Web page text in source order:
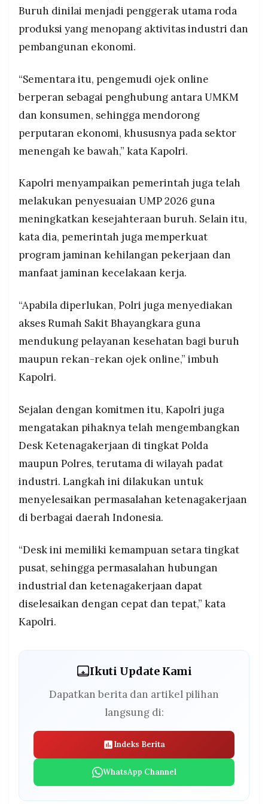
Buruh dinilai menjadi penggerak utama roda
produksi yang menopang aktivitas industri dan
pembangunan ekonomi.
“Sementara itu, pengemudi ojek online
berperan sebagai penghubung antara UMKM
dan konsumen, sehingga mendorong
perputaran ekonomi, khususnya pada sektor
menengah ke bawah,” kata Kapolri.
Kapolri menyampaikan pemerintah juga telah
melakukan penyesuaian UMP 2026 guna
meningkatkan kesejahteraan buruh. Selain itu,
kata dia, pemerintah juga memperkuat
program jaminan kehilangan pekerjaan dan
manfaat jaminan kecelakaan kerja.
“Apabila diperlukan, Polri juga menyediakan
akses Rumah Sakit Bhayangkara guna
mendukung pelayanan kesehatan bagi buruh
maupun rekan-rekan ojek online,” imbuh
Kapolri.
Sejalan dengan komitmen itu, Kapolri juga
mengatakan pihaknya telah mengembangkan
Desk Ketenagakerjaan di tingkat Polda
maupun Polres, terutama di wilayah padat
industri. Langkah ini dilakukan untuk
menyelesaikan permasalahan ketenagakerjaan
di berbagai daerah Indonesia.
“Desk ini memiliki kemampuan setara tingkat
pusat, sehingga permasalahan hubungan
industrial dan ketenagakerjaan dapat
diselesaikan dengan cepat dan tepat,” kata
Kapolri.
Ikuti Update Kami
Dapatkan berita dan artikel pilihan
langsung di:
Indeks Berita
WhatsApp Channel